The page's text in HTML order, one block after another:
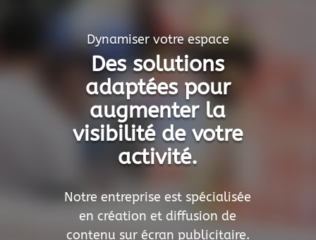
Dynamiser votre espace
Des solutions
adaptées pour
augmenter la
visibilité de votre
activité.
Notre entreprise est spécialisée
en création et diffusion de
contenu sur écran publicitaire.